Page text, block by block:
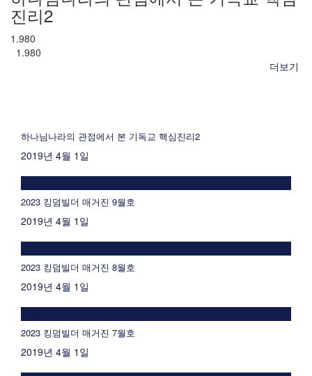
진리2
1.980
1.980
더보기
하나님나라의 관점에서 본 기독교 핵심진리2
2019년 4월 1일
2023 킹덤빌더 매거진 9월호
2019년 4월 1일
2023 킹덤빌더 매거진 8월호
2019년 4월 1일
2023 킹덤빌더 매거진 7월호
2019년 4월 1일